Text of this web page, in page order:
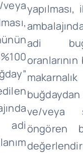
veya
adi
adi
ve/veya
öngören